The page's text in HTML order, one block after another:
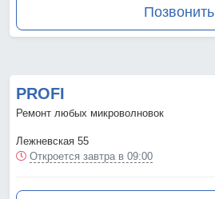
Позвонить
PROFI
Ремонт любых микроволновок
Лежневская 55
Откроется завтра в 09:00